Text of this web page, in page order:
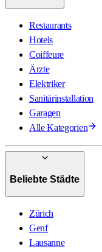
Restaurants
Hotels
Coiffeure
Ärzte
Elektriker
Sanitärinstallation
Garagen
Alle Kategorien
Beliebte Städte
Zürich
Genf
Lausanne